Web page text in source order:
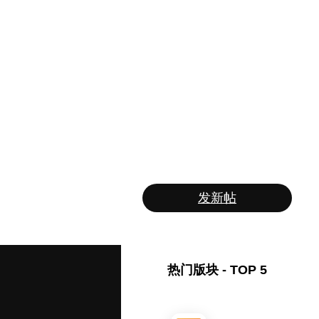
发新帖
热门版块 - TOP 5